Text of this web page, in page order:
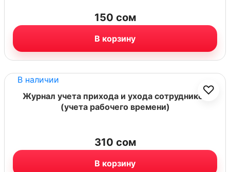
150 сом
В корзину
В наличии
♡
Журнал учета прихода и ухода сотрудников
(учета рабочего времени)
310 сом
В корзину